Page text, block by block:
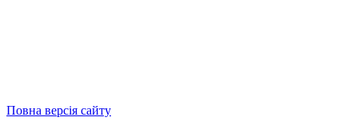
Повна версія сайту